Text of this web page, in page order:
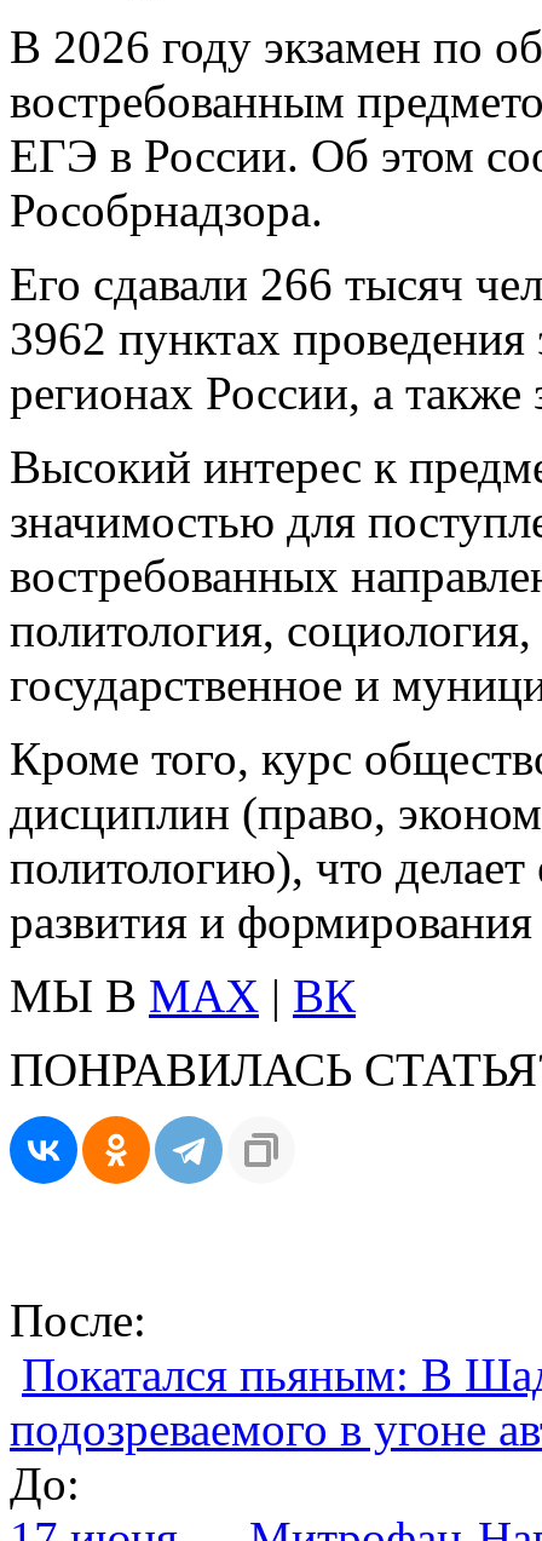
В 2026 году экзамен по
востребованным
ЕГЭ в России. Об этом
Рособрнадзора.
Его сдавали 266 тысяч
3962 пунктах
регионах России, а также
Высокий интерес к
значимостью для
востребованных
политология,
государственное и
Кроме того, курс
дисциплин (право,
политологию), что
развития и
МЫ В MAX | ВК
ПОНРАВИЛАСЬ
После:
Покатался пьяным: В
подозреваемого в угоне
До: